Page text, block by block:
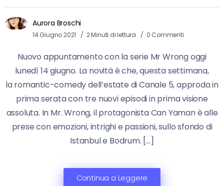
Aurora Broschi
14 Giugno 2021 2 Minuti di lettura 0 Commenti
Nuovo appuntamento con la serie Mr Wrong oggi
lunedì 14 giugno. La novità è che, questa settimana,
la romantic-comedy dell’estate di Canale 5, approda in
prima serata con tre nuovi episodi in prima visione
assoluta. In Mr. Wrong, il protagonista Can Yaman è alle
prese con emozioni, intrighi e passioni, sullo sfondo di
Istanbul e Bodrum. […]
Continua a Leggere